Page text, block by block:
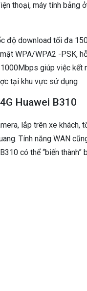
thoại, máy tính bảng
độ download tối đa
WPA/WPA2 -PSK,
giúp việc kết
tại khu vực sử dụng
Huawei B310
lắp trên xe khách,
Tính năng WAN
có thể “biến thành”